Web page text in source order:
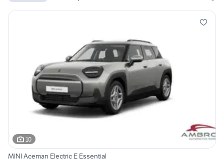
10
MINI Aceman Electric E Essential